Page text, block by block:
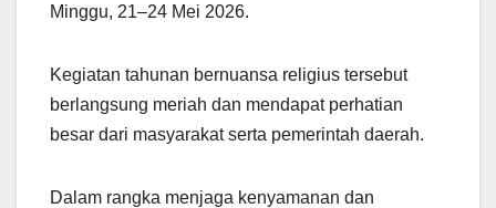
Minggu, 21–24 Mei 2026.
Kegiatan tahunan bernuansa religius tersebut
berlangsung meriah dan mendapat perhatian
besar dari masyarakat serta pemerintah daerah.
Dalam rangka menjaga kenyamanan dan